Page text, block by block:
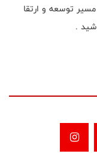
توسعه و ارتقا
.